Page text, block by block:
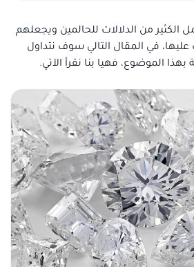
الكثير من الدلالات للحالمين ويجعلهم
في المقال التالي سوف نتداول
الموضوع، فهيا بنا نقرأ الآتي.